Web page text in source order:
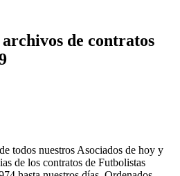
de contratos
todos nuestros Asociados de hoy y
de los contratos de Futbolistas